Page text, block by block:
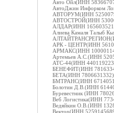
Авто Ойл(ИНН
АвтоДжин Инфорком
АВТОРУМ(ИНН
АВТОСТРОЙ(ИНН
АЛДАР(ИНН
Алиева Камаля Талыб
АРК - ЦЕНТР(ИНН
АРМАКС(ИНН
Артемьев А.С.(ИНН
АТС-44(ИНН
БЕНЕФИТ(ИНН
БЕТА(ИНН
БМТРАНС(ИНН
Болотин Д.В.(ИНН
Буревестник (ИНН
Веб Логистика(ИНН
Ведяйкин О.В.(ИНН
Вектор(ИНН